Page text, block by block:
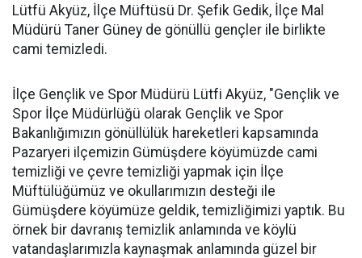
Lütfü Akyüz, İlçe Müftüsü Dr. Şefik Gedik, İlçe Mal
Müdürü Taner Güney de gönüllü gençler ile birlikte
cami temizledi.
İlçe Gençlik ve Spor Müdürü Lütfi Akyüz, "Gençlik ve
Spor İlçe Müdürlüğü olarak Gençlik ve Spor
Bakanlığımızın gönüllülük hareketleri kapsamında
Pazaryeri ilçemizin Gümüşdere köyümüzde cami
temizliği ve çevre temizliği yapmak için İlçe
Müftülüğümüz ve okullarımızın desteği ile
Gümüşdere köyümüze geldik, temizliğimizi yaptık. Bu
örnek bir davranış temizlik anlamında ve köylü
vatandaşlarımızla kaynaşmak anlamında güzel bir